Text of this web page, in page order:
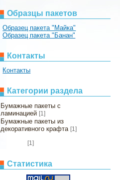
Образцы пакетов
Образец пакета "Майка"
Образец пакета "Банан"
Контакты
Контакты
Категории раздела
Бумажные пакеты с
ламинацией [1]
Бумажные пакеты из
декоративного крафта [1]
[1]
Статистика